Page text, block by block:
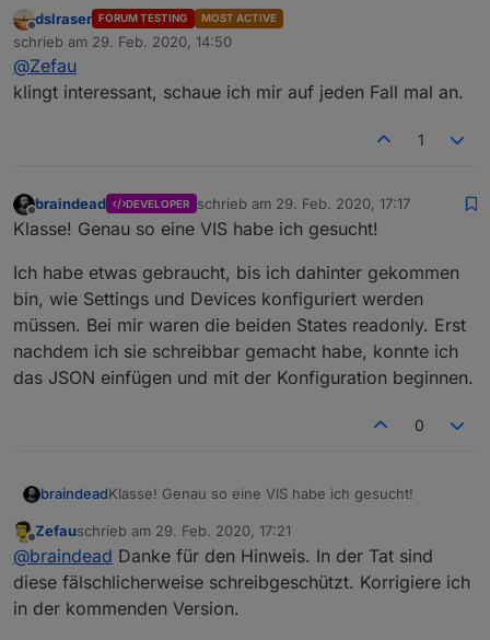
Was ist jarvis?
jarvis ist eine Material Design Visualisierung, die auf
vor, die zur Visualisierung genutzt werden, aber sehr
flexibel konfiguriert werden können.
jarvis ist responsive
und passt sich der Größe des
Screens an.
(beliebig viele) Tabs verwendet werden. Jeder Tab kann
Reihenfolge beinhalten.
Warum jarvis?
jarvis ist weitaus weniger flexibel als ioBroker.vis, aber
Visualisierung zusammenzustellen. Wer besonders
spezifische Anforderungen hat, sollte (weiterhin)
ioBroker.vis verwendet.
Mehr Informationen
Mehr Informationen - insbesondere zur Konfiguration -
gibt es im Wiki .
Gestalte mit und stimme ab
Bitte stimmt für eure gewünschten Feature Requests ab:
favorisierten Feature Requests abzustimmen:
Jeder Emoticon zählt gleich. Bitte stimmt nicht für alle /
zu viele Feature Requests ab, sonst gibt es am Ende
Offline
dslraser FORUM TESTING MOST ACTIVE
schrieb am 29. Feb. 2020, 14:50
zuletzt editiert von
@Zefau
klingt interessant, schaue ich mir auf jeden Fall mal an.
1
Offline
braindead DEVELOPER schrieb am 29. Feb. 2020, 17:17
zuletzt editiert von
Klasse! Genau so eine VIS habe ich gesucht!
Ich habe etwas gebraucht, bis ich dahinter gekommen
bin, wie Settings und Devices konfiguriert werden
müssen. Bei mir waren die beiden States readonly. Erst
nachdem ich sie schreibbar gemacht habe, konnte ich
das JSON einfügen und mit der Konfiguration beginnen.
0
braindeadKlasse! Genau so eine VIS habe ich gesucht!
Ich habe etwas gebraucht, bis ich dahinter
gekommen bin, wie Settings und Devices
konfiguriert werden müssen. Bei mir waren die
beiden States readonly. Erst nachdem ich sie
schreibbar gemacht habe, konnte ich das JSON
Offline
Zefauschrieb am 29. Feb. 2020, 17:21
zuletzt editiert von
@braindead Danke für den Hinweis. In der Tat sind
diese fälschlicherweise schreibgeschützt. Korrigiere ich
in der kommenden Version.